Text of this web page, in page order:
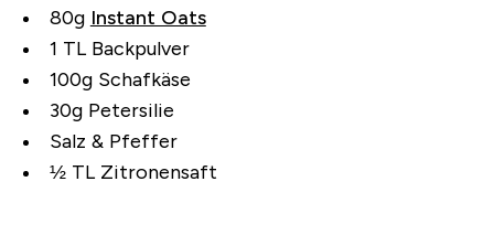
80g Instant Oats
1 TL Backpulver
100g Schafkäse
30g Petersilie
Salz & Pfeffer
½ TL Zitronensaft